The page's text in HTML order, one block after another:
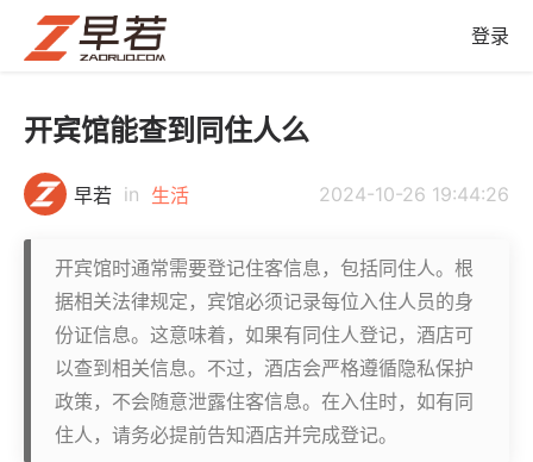
登录
开宾馆能查到同住人么
早若 in 生活 2024-10-26 19:44:26
开宾馆时通常需要登记住客信息，包括同住人。根
据相关法律规定，宾馆必须记录每位入住人员的身
份证信息。这意味着，如果有同住人登记，酒店可
以查到相关信息。不过，酒店会严格遵循隐私保护
政策，不会随意泄露住客信息。在入住时，如有同
住人，请务必提前告知酒店并完成登记。